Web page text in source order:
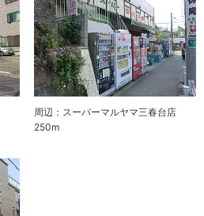
周辺：スーパーマルヤマ三春台店
250m